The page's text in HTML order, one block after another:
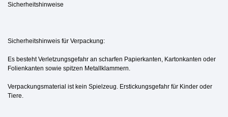
Sicherheitshinweise
Sicherheitshinweis für Verpackung:
Es besteht Verletzungsgefahr an scharfen Papierkanten, Kartonkanten oder
Folienkanten sowie spitzen Metallklammern.
Verpackungsmaterial ist kein Spielzeug. Erstickungsgefahr für Kinder oder
Tiere.